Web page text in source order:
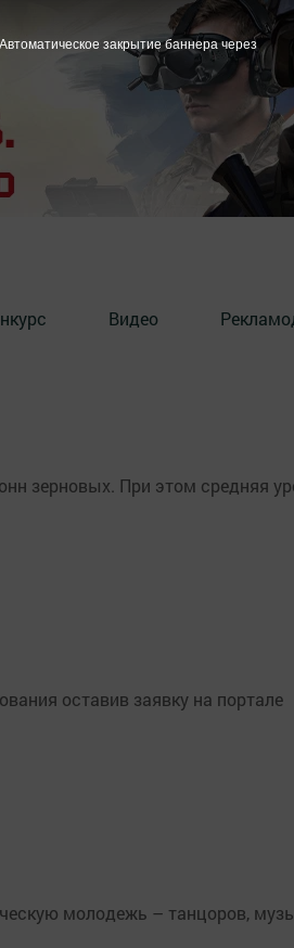
Видео
зерновых. При этом средняя
оставив заявку на портале
молодежь – танцоров,
Автоматическое закрытие баннера через